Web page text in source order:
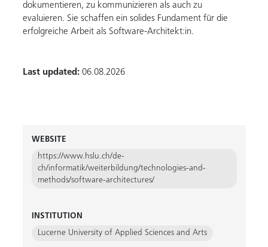
dokumentieren, zu kommunizieren als auch zu
evaluieren. Sie schaffen ein solides Fundament für die
erfolgreiche Arbeit als Software-Architekt:in.
Last updated: 06.08.2026
WEBSITE
https://www.hslu.ch/de-
ch/informatik/weiterbildung/technologies-and-
methods/software-architectures/
INSTITUTION
Lucerne University of Applied Sciences and Arts